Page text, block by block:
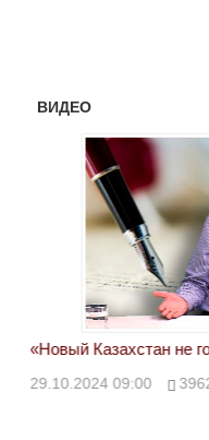
ВИДЕО
«Новый Казахстан не
29.10.2024 09:00